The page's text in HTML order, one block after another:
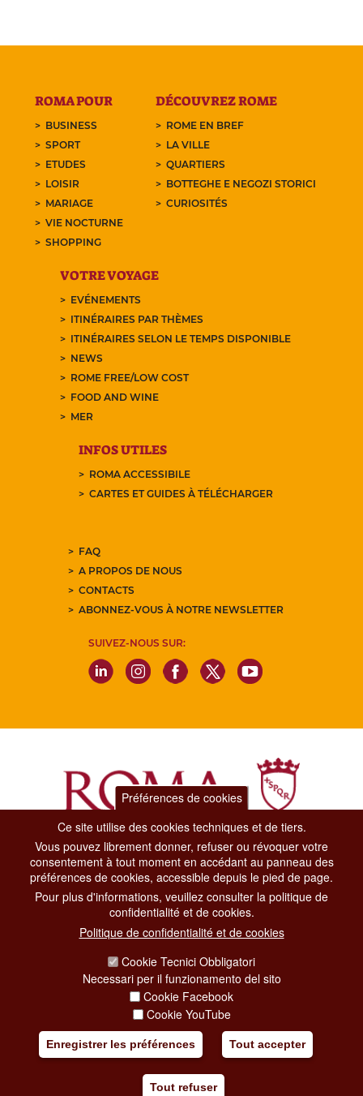
ROMA POUR
BUSINESS
SPORT
ETUDES
LOISIR
MARIAGE
VIE NOCTURNE
SHOPPING
DÉCOUVREZ ROME
ROME EN BREF
LA VILLE
QUARTIERS
BOTTEGHE E NEGOZI STORICI
CURIOSITÉS
VOTRE VOYAGE
EVÉNEMENTS
ITINÉRAIRES PAR THÈMES
ITINÉRAIRES SELON LE TEMPS DISPONIBLE
NEWS
ROME FREE/LOW COST
FOOD AND WINE
MER
INFOS UTILES
ROMA ACCESSIBILE
CARTES ET GUIDES À TÉLÉCHARGER
FAQ
A PROPOS DE NOUS
CONTACTS
ABONNEZ-VOUS À NOTRE NEWSLETTER
SUIVEZ-NOUS SUR:
Dipartimento Grandi Eventi, Sport, Turismo e Moda.
Via di San Basilio, 51
00187 Roma
CONTACT CENTER TEL. 06 06 08
CONTATTA LA REDAZIONE
SOCIAL MEDIA POLICY
COPYRIGHT
Préférences de cookies
Ce site utilise des cookies techniques et de tiers.
Vous pouvez librement donner, refuser ou révoquer votre
consentement à tout moment en accédant au panneau des
préférences de cookies, accessible depuis le pied de page.
Pour plus d'informations, veuillez consulter la politique de
confidentialité et de cookies.
Politique de confidentialité et de cookies
Cookie Tecnici Obbligatori
Necessari per il funzionamento del sito
Cookie Facebook
Cookie YouTube
Enregistrer les préférences Tout accepter
Tout refuser